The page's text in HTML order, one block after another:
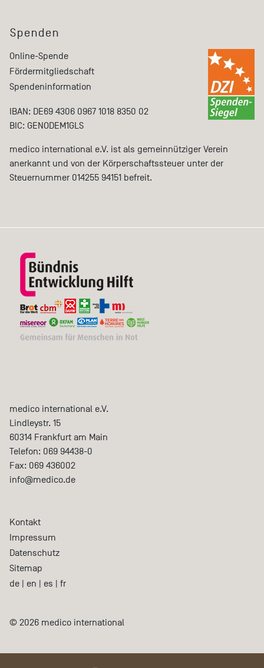
Spenden
Online-Spende
Fördermitgliedschaft
Spendeninformation
IBAN: DE69 4306 0967 1018 8350 02
BIC: GENODEM1GLS
medico international e.V. ist als gemeinnütziger Verein
anerkannt und von der Körperschaftssteuer unter der
Steuernummer 014255 94151 befreit.
medico international e.V.
Lindleystr. 15
60314 Frankfurt am Main
Telefon: 069 94438-0
Fax: 069 436002
info@medico.de
Kontakt
Impressum
Datenschutz
Sitemap
de | en | es | fr
© 2026 medico international